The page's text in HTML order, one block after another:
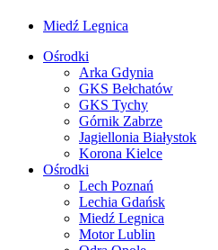
Miedź Legnica
Ośrodki
Arka Gdynia
GKS Bełchatów
GKS Tychy
Górnik Zabrze
Jagiellonia Białystok
Korona Kielce
Ośrodki
Lech Poznań
Lechia Gdańsk
Miedź Legnica
Motor Lublin